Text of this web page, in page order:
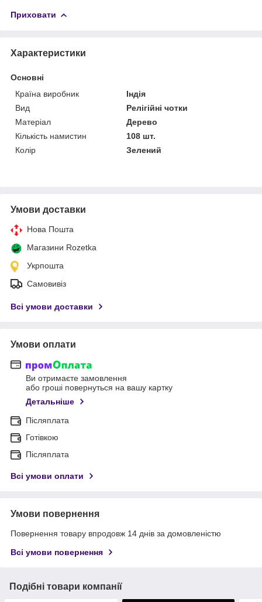
Приховати
Характеристики
Основні
Країна виробник
Індія
Вид
Релігійні чотки
Матеріал
Дерево
Кількість намистин
108 шт.
Колір
Зелений
Умови доставки
Нова Пошта
Магазини Rozetka
Укрпошта
Самовивіз
Всі умови доставки
Умови оплати
Ви отримаєте замовлення
або гроші повернуться на вашу картку
Детальніше
Післяплата
Готівкою
Післяплата
Всі умови оплати
Умови повернення
Повернення товару впродовж 14 днів за домовленістю
Всі умови повернення
Подібні товари компанії